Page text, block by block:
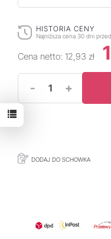
HISTORIA CENY
Najniższa cena 30 dni
Cena netto: 12,93 zł
- +
DODAJ DO SCHOWKA